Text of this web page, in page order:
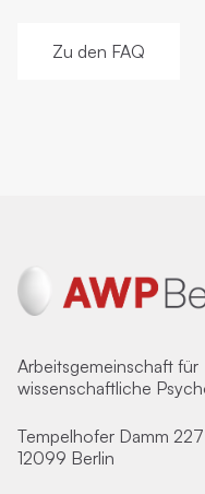
Zu den FAQ
Arbeitsgemeinschaft für
wissenschaftliche
Tempelhofer Damm 227
12099 Berlin